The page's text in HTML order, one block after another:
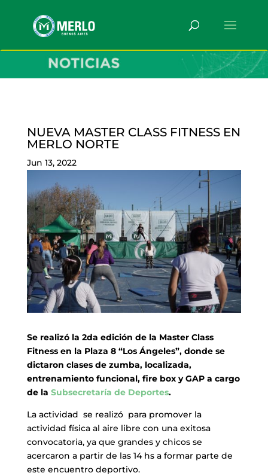
NUEVA MASTER CLASS FITNESS EN
MERLO NORTE
Jun 13, 2022
Se realizó la 2da edición de la Master Class
Fitness en la Plaza 8 “Los Ángeles”, donde se
dictaron clases de zumba, localizada,
entrenamiento funcional, fire box y GAP a cargo
de la Subsecretaría de Deportes.
La actividad se realizó para promover la
actividad física al aire libre con una exitosa
convocatoria, ya que grandes y chicos se
acercaron a partir de las 14 hs a formar parte de
este encuentro deportivo.